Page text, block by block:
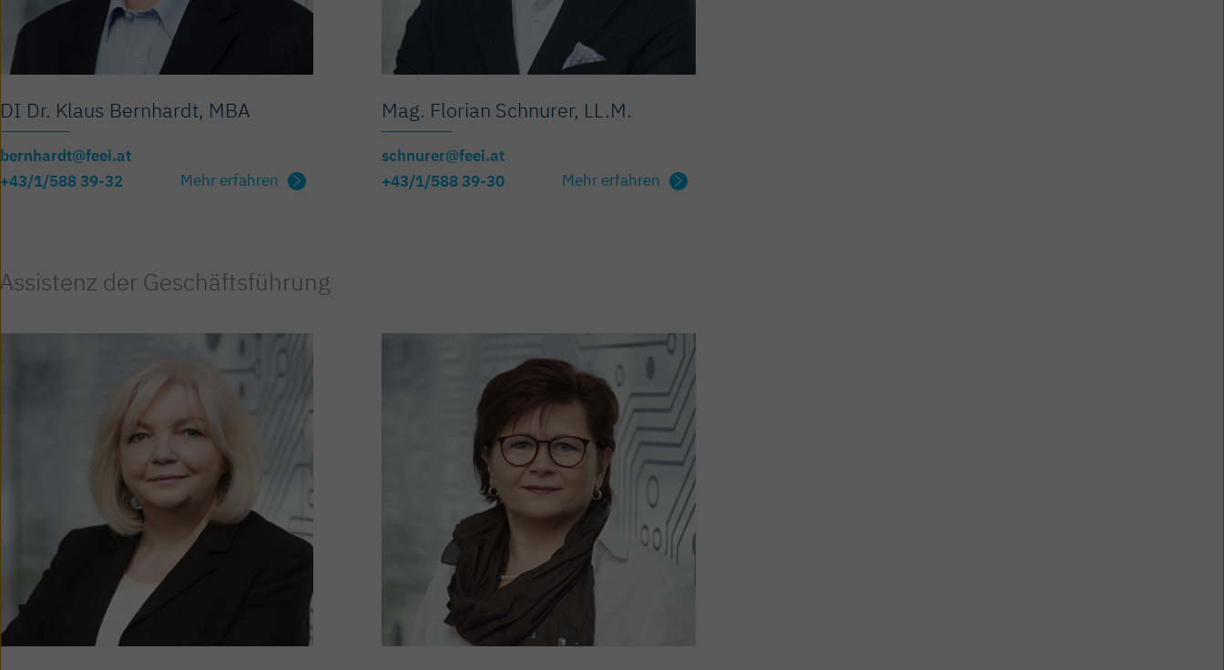
DI Dr. Klaus Bernhardt, MBA
bernhardt@feei.at
+43/1/588 39-32
Mehr erfahren
Mag. Florian Schnurer, LL.M.
schnurer@feei.at
+43/1/588 39-30
Mehr erfahren
Assistenz der Geschäfts­führung